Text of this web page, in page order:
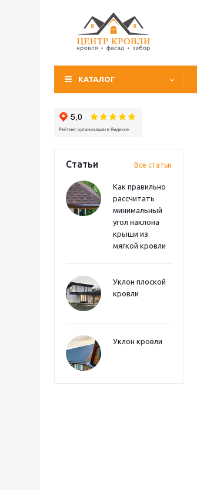
КАТАЛОГ
Статьи Все статьи
Как правильно
рассчитать
минимальный
угол наклона
крыши из
мягкой кровли
Уклон плоской
кровли
Уклон кровли